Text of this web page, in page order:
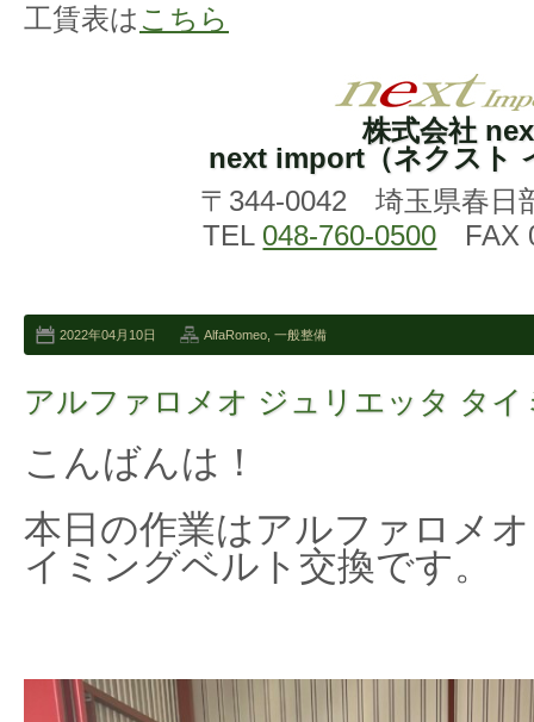
工賃表は こちら
株式会社
next import（ネクスト
〒344-0042 埼玉県春日
TEL 048-760-0500 FAX
2022年04月10日 AlfaRomeo 一般整備
アルファロメオ ジュリエッタ タ
こんばんは！
本日の作業はアルファロメ
イミングベルト交換です。